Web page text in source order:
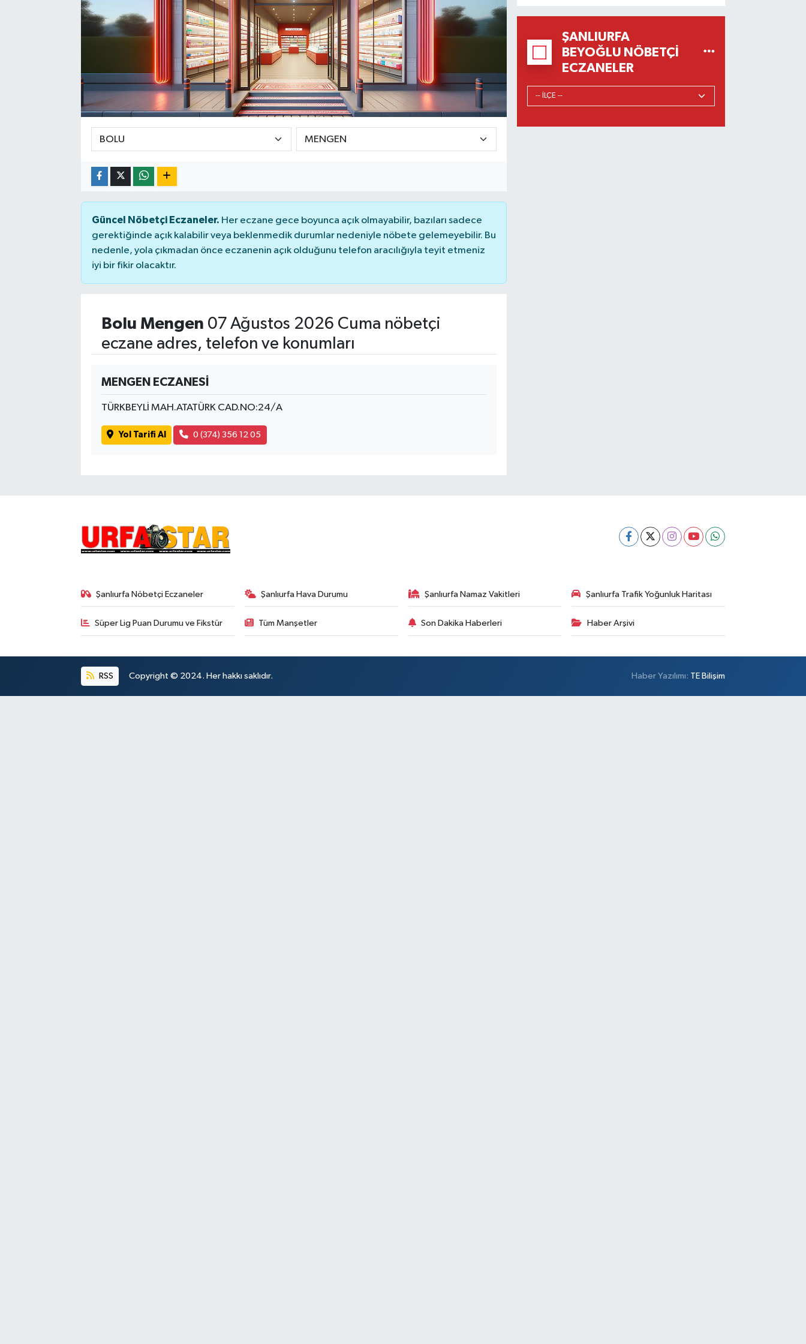
Güncel Nöbetçi Eczaneler. Her eczane gece boyunca açık olmayabilir, bazıları sadece
gerektiğinde açık kalabilir veya beklenmedik durumlar nedeniyle nöbete gelemeyebilir. Bu
nedenle, yola çıkmadan önce eczanenin açık olduğunu telefon aracılığıyla teyit etmeniz
iyi bir fikir olacaktır.
Bolu Mengen 07 Ağustos 2026 Cuma nöbetçi
eczane adres, telefon ve konumları
MENGEN ECZANESİ
TÜRKBEYLİ MAH.ATATÜRK CAD.NO:24/A
Yol Tarifi Al 0 (374) 356 12 05
ŞANLIURFA
BEYOĞLU NÖBETÇI
ECZANELER
Şanlıurfa Nöbetçi Eczaneler Şanlıurfa Hava Durumu Şanlıurfa Namaz Vakitleri Şanlıurfa Trafik Yoğunluk Haritası
Süper Lig Puan Durumu ve Fikstür Tüm Manşetler Son Dakika Haberleri Haber Arşivi
RSS Copyright © 2024. Her hakkı saklıdır. Haber Yazılımı: TE Bilişim